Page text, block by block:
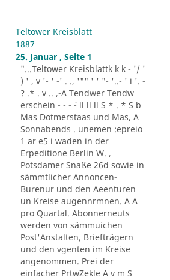
Teltower Kreisblatt
1887
25. Januar , Seite 1
"...Teltower Kreisblattk k k - '/ '
) ' , v '- ' -' . ., '"" ' ' "- '..- ' i '. -
? .* . v .. ,-A Tendwer Tendw
erschein - - - ´- ll ll ll S * . * S b
Mas Dotmerstaas und Mas, A
Sonnabends . unemen :epreio
1 ar e5 i waden in der
Erpeditione Berlin W. ,
Potsdamer Snaße 26d sowie in
sämmtlicher Annoncen-
Burenur und den Aeenturen
un Kreise augennrmnen. A A
pro Quartal. Abonnerneuts
werden von sämmuichen
Post'Anstalten, Briefträgern
und den vgenten im Kreise
angenommen. Prei der
einfacher PrtwZekle A v m S